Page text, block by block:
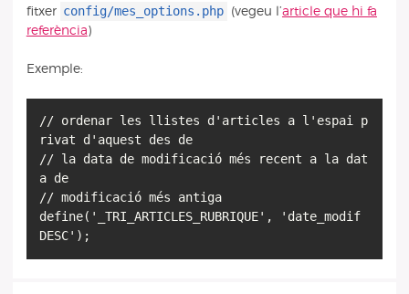
fitxer config/mes_options.php (vegeu l’article que hi fa
referència)
Exemple:
// ordenar les llistes d'articles a l'espai p
rivat d'aquest des de
// la data de modificació més recent a la dat
a de
// modificació més antiga
define('_TRI_ARTICLES_RUBRIQUE', 'date_modif
DESC');